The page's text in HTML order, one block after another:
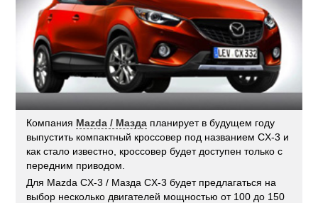
Компания Mazda / Мазда планирует в будущем году
выпустить компактный кроссовер под названием CX-3 и
как стало известно, кроссовер будет доступен только с
передним приводом.
Для Mazda CX-3 / Мазда CX-3 будет предлагаться на
выбор несколько двигателей мощностью от 100 до 150